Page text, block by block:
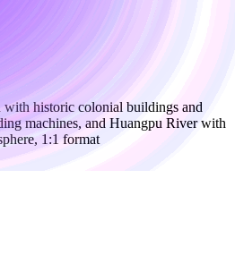
with historic colonial buildings and
machines, and Huangpu River with
1:1 format